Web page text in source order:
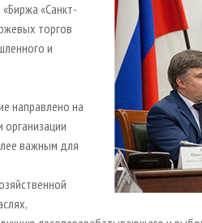
«Санкт-
торгов
и
направлено на
важным для